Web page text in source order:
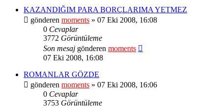
KAZANDIĞIM PARA BORÇLARIMA YETMEZ
gönderen moments » 07 Eki 2008, 16:08
0 Cevaplar
3772 Görüntüleme
Son mesaj gönderen moments
07 Eki 2008, 16:08
ROMANLAR GÖZDE
gönderen moments » 07 Eki 2008, 16:06
0 Cevaplar
3753 Görüntüleme